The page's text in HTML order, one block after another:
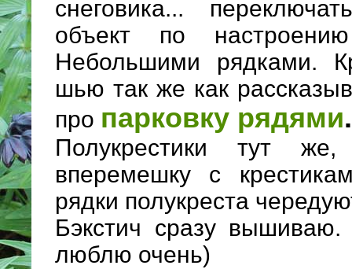
снеговика...
объект по
Небольшими рядками.
шью так же как
про парковку рядями.
Полукрестики тут
вперемешку с
рядки полукреста
Бэкстич сразу
люблю очень)